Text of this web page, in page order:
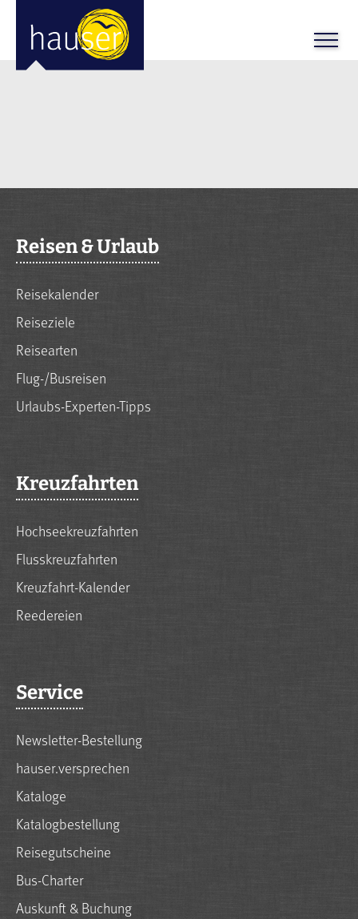
Reisen & Urlaub
Reisekalender
Reiseziele
Reisearten
Flug-/Busreisen
Urlaubs-Experten-Tipps
Kreuzfahrten
Hochseekreuzfahrten
Flusskreuzfahrten
Kreuzfahrt-Kalender
Reedereien
Service
Newsletter-Bestellung
hauser.versprechen
Kataloge
Katalogbestellung
Reisegutscheine
Bus-Charter
Auskunft & Buchung